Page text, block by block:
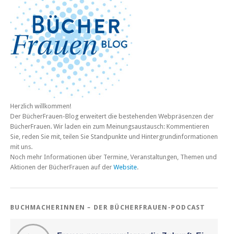
Herzlich willkommen!
Der BücherFrauen-Blog erweitert die bestehenden Webpräsenzen der
BücherFrauen. Wir laden ein zum Meinungsaustausch: Kommentieren
Sie, reden Sie mit, teilen Sie Standpunkte und Hintergrundinformationen
mit uns.
Noch mehr Informationen über Termine, Veranstaltungen, Themen und
Aktionen der BücherFrauen auf der Website.
BUCHMACHERINNEN – DER BÜCHERFRAUEN-PODCAST